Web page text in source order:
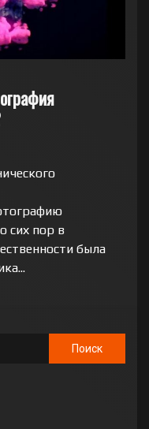
сих пор в
была